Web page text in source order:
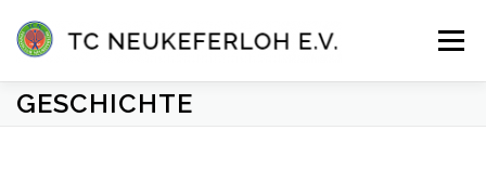
Inhalt
springen
Menü
GESCHICHTE